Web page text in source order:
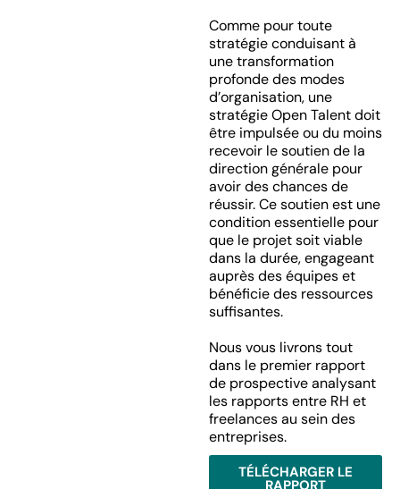
Comme pour toute
stratégie conduisant à
une transformation
profonde des modes
d’organisation, une
stratégie Open Talent doit
être impulsée ou du moins
recevoir le soutien de la
direction générale pour
avoir des chances de
réussir. Ce soutien est une
condition essentielle pour
que le projet soit viable
dans la durée, engageant
auprès des équipes et
bénéficie des ressources
suffisantes.
Nous vous livrons tout
dans le premier rapport
de prospective analysant
les rapports entre RH et
freelances au sein des
entreprises.
TÉLÉCHARGER LE
RAPPORT